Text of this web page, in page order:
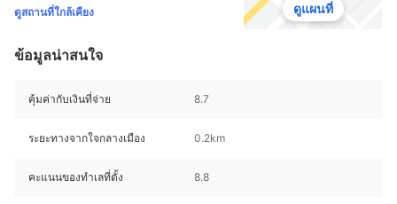
ดูสถานที่ใกล้เคียง
ดูแผนที่
ข้อมูลน่าสนใจ
คุ้มค่ากับเงินที่จ่าย 8.7
ระยะทางจากใจกลางเมือง 0.2km
คะแนนของทำเลที่ตั้ง 8.8